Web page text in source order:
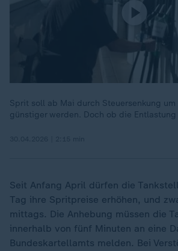
Sprit soll ab Mai durch Steuersenkung um
günstiger werden. Doch ob die
Seit Anfang April dürfen die
Tag ihre Spritpreise erhöhen, und
mittags. Die Anhebung müssen die
innerhalb von fünf Minuten an eine
Bundeskartellamts melden. Bei